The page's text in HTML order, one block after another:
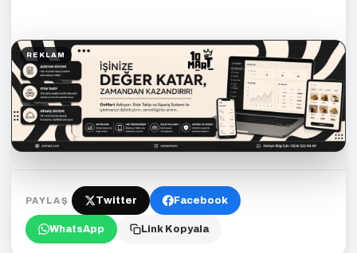
REKLAM
PAYLAŞ Twitter Facebook
WhatsApp Link Kopyala